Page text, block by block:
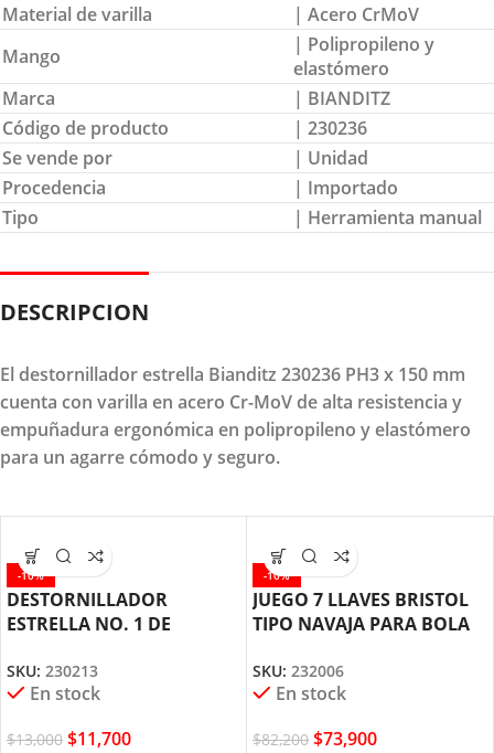
Material de varilla
| Acero CrMoV
Mango
| Polipropileno y
elastómero
Marca
| BIANDITZ
Código de producto
| 230236
Se vende por
| Unidad
Procedencia
| Importado
Tipo
| Herramienta manual
DESCRIPCION
El destornillador estrella Bianditz 230236 PH3 x 150 mm
cuenta con varilla en acero Cr-MoV de alta resistencia y
empuñadura ergonómica en polipropileno y elastómero
para un agarre cómodo y seguro.
-10%
DESTORNILLADOR
ESTRELLA NO. 1 DE
SKU: 230213
En stock
$13,000 $11,700
-10%
JUEGO 7 LLAVES BRISTOL
TIPO NAVAJA PARA BOLA
232006
SKU: 232006
En stock
$82,200 $73,900